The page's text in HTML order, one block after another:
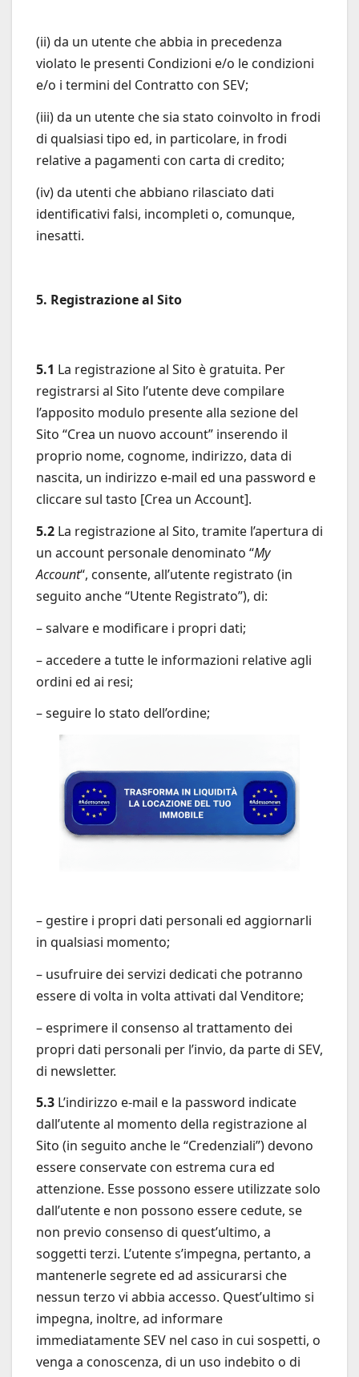
(ii) da un utente che abbia in precedenza
violato le presenti Condizioni e/o le condizioni
e/o i termini del Contratto con SEV;
(iii) da un utente che sia stato coinvolto in frodi
di qualsiasi tipo ed, in particolare, in frodi
relative a pagamenti con carta di credito;
(iv) da utenti che abbiano rilasciato dati
identificativi falsi, incompleti o, comunque,
inesatti.
5. Registrazione al Sito
5.1 La registrazione al Sito è gratuita. Per
registrarsi al Sito l’utente deve compilare
l’apposito modulo presente alla sezione del
Sito “Crea un nuovo account” inserendo il
proprio nome, cognome, indirizzo, data di
nascita, un indirizzo e-mail ed una password e
cliccare sul tasto [Crea un Account].
5.2 La registrazione al Sito, tramite l’apertura di
un account personale denominato “My
Account“, consente, all’utente registrato (in
seguito anche “Utente Registrato”), di:
– salvare e modificare i propri dati;
– accedere a tutte le informazioni relative agli
ordini ed ai resi;
– seguire lo stato dell’ordine;
– gestire i propri dati personali ed aggiornarli
in qualsiasi momento;
– usufruire dei servizi dedicati che potranno
essere di volta in volta attivati dal Venditore;
– esprimere il consenso al trattamento dei
propri dati personali per l’invio, da parte di SEV,
di newsletter.
5.3 L’indirizzo e-mail e la password indicate
dall’utente al momento della registrazione al
Sito (in seguito anche le “Credenziali”) devono
essere conservate con estrema cura ed
attenzione. Esse possono essere utilizzate solo
dall’utente e non possono essere cedute, se
non previo consenso di quest’ultimo, a
soggetti terzi. L’utente s’impegna, pertanto, a
mantenerle segrete ed ad assicurarsi che
nessun terzo vi abbia accesso. Quest’ultimo si
impegna, inoltre, ad informare
immediatamente SEV nel caso in cui sospetti, o
venga a conoscenza, di un uso indebito o di